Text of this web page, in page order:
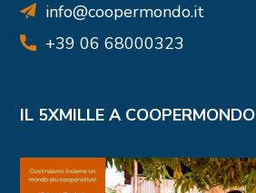
info@coopermondo.it
+39 06 68000323
IL 5XMILLE A COOPERMONDO